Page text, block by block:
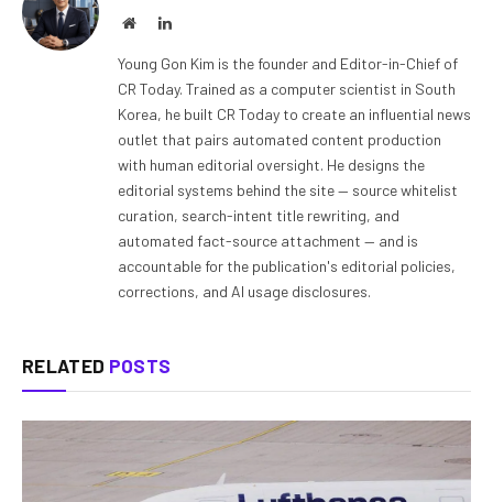
WebsiteLinkedIn
Young Gon Kim is the founder and Editor-in-Chief of
CR Today. Trained as a computer scientist in South
Korea, he built CR Today to create an influential news
outlet that pairs automated content production
with human editorial oversight. He designs the
editorial systems behind the site — source whitelist
curation, search-intent title rewriting, and
automated fact-source attachment — and is
accountable for the publication's editorial policies,
corrections, and AI usage disclosures.
RELATED POSTS